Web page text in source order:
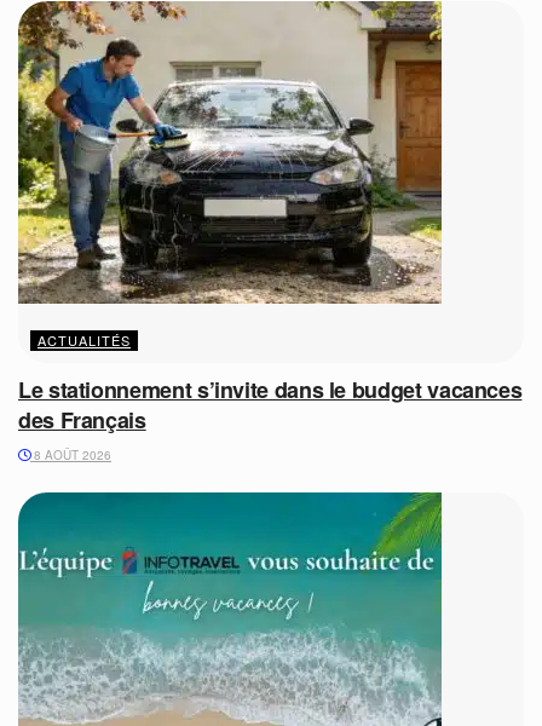
ACTUALITÉS
Le stationnement s’invite dans le budget vacances
des Français
8 AOÛT 2026